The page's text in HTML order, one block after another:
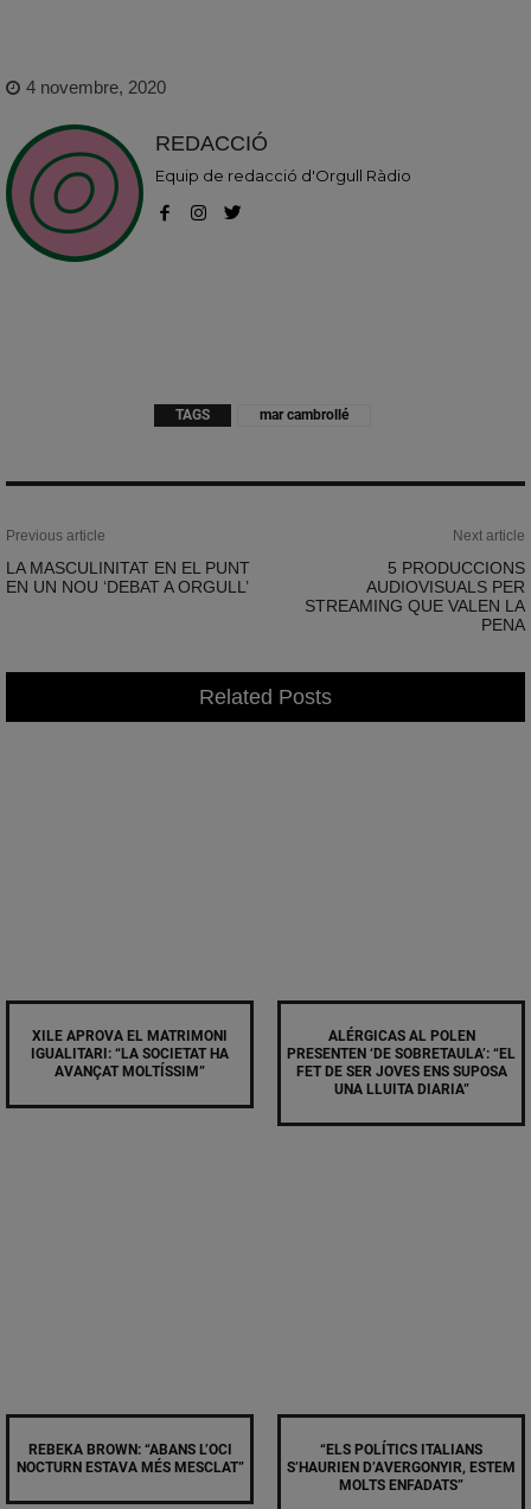
4 novembre, 2020
REDACCIÓ
Equip de redacció d'Orgull Ràdio
TAGS mar cambrollé
Previous article
LA MASCULINITAT EN EL PUNT
EN UN NOU ‘DEBAT A ORGULL’
Next article
5 PRODUCCIONS
AUDIOVISUALS PER
STREAMING QUE VALEN LA
PENA
Related Posts
XILE APROVA EL MATRIMONI
IGUALITARI: “LA SOCIETAT HA
AVANÇAT MOLTÍSSIM”
ALÉRGICAS AL POLEN
PRESENTEN ‘DE SOBRETAULA’: “EL
FET DE SER JOVES ENS SUPOSA
UNA LLUITA DIARIA”
REBEKA BROWN: “ABANS L’OCI
NOCTURN ESTAVA MÉS MESCLAT”
“ELS POLÍTICS ITALIANS
S’HAURIEN D’AVERGONYIR, ESTEM
MOLTS ENFADATS”